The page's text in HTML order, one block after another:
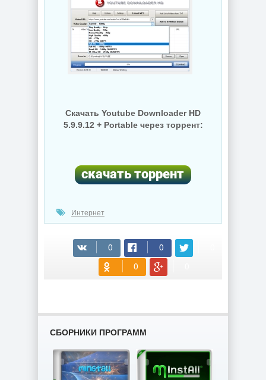
Скачать Youtube Downloader HD
5.9.9.12 + Portable через торрент:
(cкачиваний: 49)
Интернет
СБОРНИКИ ПРОГРАММ